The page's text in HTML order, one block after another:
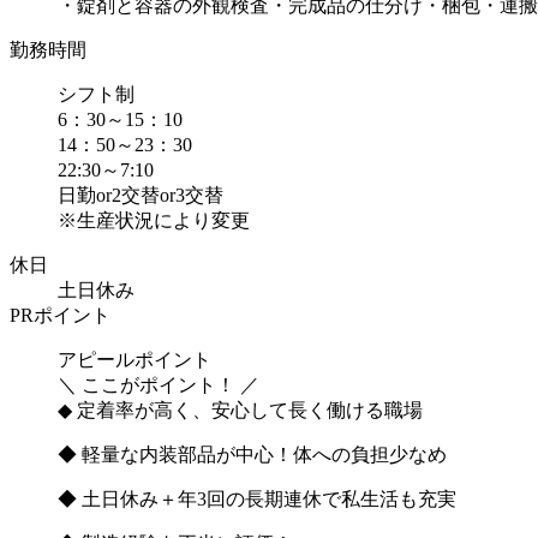
・錠剤と容器の外観検査・完成品の仕分け・梱包・運
勤務時間
シフト制
6：30～15：10
14：50～23：30
22:30～7:10
日勤or2交替or3交替
※生産状況により変更
休日
土日休み
PRポイント
アピールポイント
＼ ここがポイント！ ／
◆ 定着率が高く、安心して長く働ける職場
◆ 軽量な内装部品が中心！体への負担少なめ
◆ 土日休み＋年3回の長期連休で私生活も充実